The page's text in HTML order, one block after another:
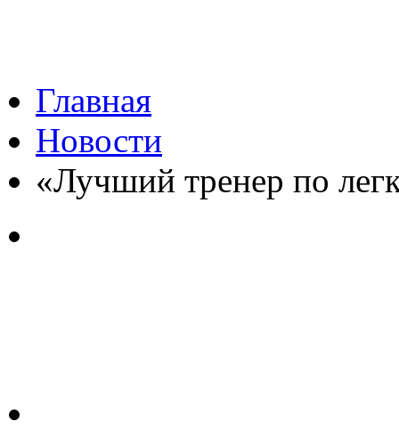
Главная
Новости
«Лучший тренер по